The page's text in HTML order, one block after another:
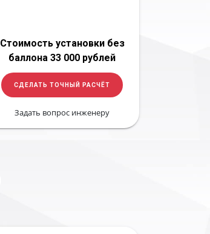
Стоимость установки без
баллона 33 000 рублей
СДЕЛАТЬ ТОЧНЫЙ РАСЧЁТ
Задать вопрос инженеру